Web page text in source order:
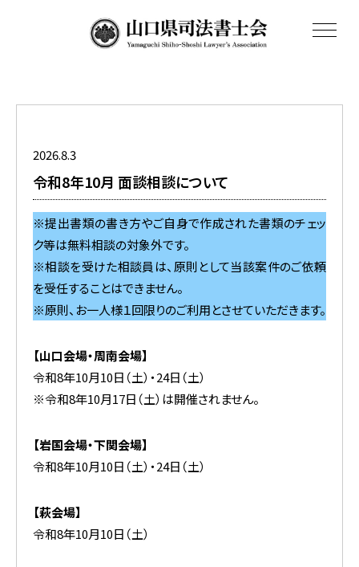
toggle
2026.8.3
令和8年10月 面談相談について
※提出書類の書き方やご自身で作成された書類のチェッ
ク等は無料相談の対象外です。
※相談を受けた相談員は、原則として当該案件のご依頼
を受任することはできません。
※原則、お一人様１回限りのご利用とさせていただきます。
【山口会場・周南会場】
令和8年10月10日（土）・24日（土）
※令和8年10月17日（土）は開催されません。
【岩国会場・下関会場】
令和8年10月10日（土）・24日（土）
【萩会場】
令和8年10月10日（土）